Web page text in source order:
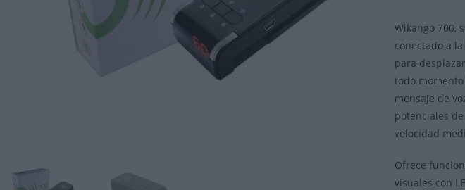
Wikango 700,
conectado a
para
todo
mensaje de
potenciales
velocidad
Ofrece
visuales con